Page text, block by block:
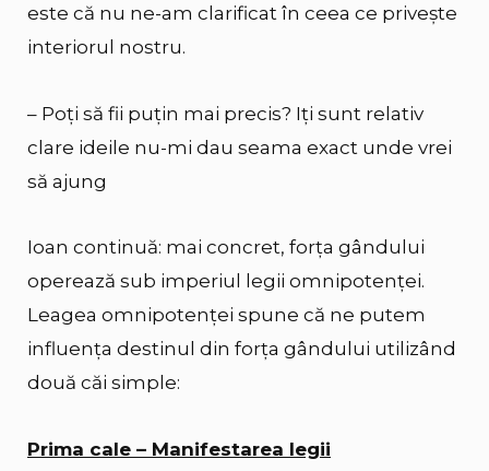
este că nu ne-am clarificat în ceea ce privește
interiorul nostru.
– Poți să fii puțin mai precis? Iți sunt relativ
clare ideile nu-mi dau seama exact unde vrei
să ajung
Ioan continuă: mai concret, forța gândului
operează sub imperiul legii omnipotenței.
Leagea omnipotenței spune că ne putem
influența destinul din forța gândului utilizând
două căi simple:
Prima cale – Manifestarea legii